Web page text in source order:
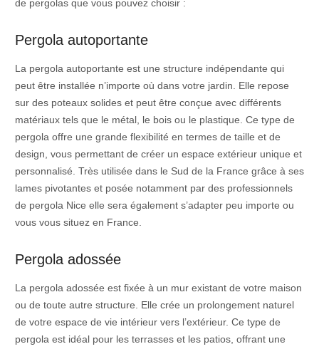
de pergolas que vous pouvez choisir :
Pergola autoportante
La pergola autoportante est une structure indépendante qui
peut être installée n’importe où dans votre jardin. Elle repose
sur des poteaux solides et peut être conçue avec différents
matériaux tels que le métal, le bois ou le plastique. Ce type de
pergola offre une grande flexibilité en termes de taille et de
design, vous permettant de créer un espace extérieur unique et
personnalisé. Très utilisée dans le Sud de la France grâce à ses
lames pivotantes et posée notamment par des professionnels
de pergola Nice elle sera également s’adapter peu importe ou
vous vous situez en France.
Pergola adossée
La pergola adossée est fixée à un mur existant de votre maison
ou de toute autre structure. Elle crée un prolongement naturel
de votre espace de vie intérieur vers l’extérieur. Ce type de
pergola est idéal pour les terrasses et les patios, offrant une